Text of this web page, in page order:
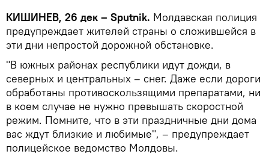
КИШИНЕВ, 26 дек – Sputnik. Молдавская полиция
предупреждает жителей страны о сложившейся в
эти дни непростой дорожной обстановке.
"В южных районах республики идут дожди, в
северных и центральных – снег. Даже если дороги
обработаны противоскользящими препаратами, ни
в коем случае не нужно превышать скоростной
режим. Помните, что в эти праздничные дни дома
вас ждут близкие и любимые", – предупреждает
полицейское ведомство Молдовы.